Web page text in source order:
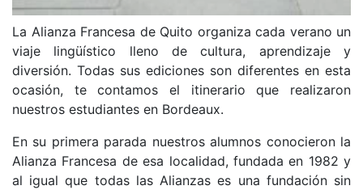
La Alianza Francesa de Quito organiza cada verano un
viaje lingüístico lleno de cultura, aprendizaje y
diversión. Todas sus ediciones son diferentes en esta
ocasión, te contamos el itinerario que realizaron
nuestros estudiantes en Bordeaux.
En su primera parada nuestros alumnos conocieron la
Alianza Francesa de esa localidad, fundada en 1982 y
al igual que todas las Alianzas es una fundación sin